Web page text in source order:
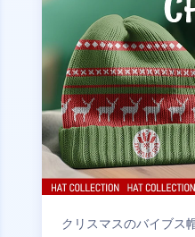
クリスマスのバイブス